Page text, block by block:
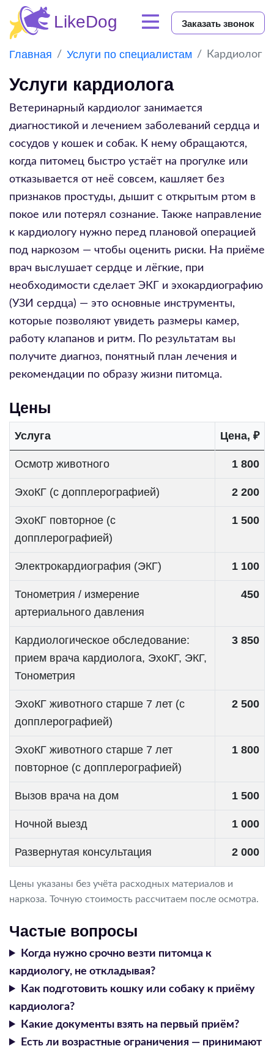
Заказать звонок
Главная Услуги по специалистам Кардиолог
Услуги кардиолога
Ветеринарный кардиолог занимается
диагностикой и лечением заболеваний сердца и
сосудов у кошек и собак. К нему обращаются,
когда питомец быстро устаёт на прогулке или
отказывается от неё совсем, кашляет без
признаков простуды, дышит с открытым ртом в
покое или потерял сознание. Также направление
к кардиологу нужно перед плановой операцией
под наркозом — чтобы оценить риски. На приёме
врач выслушает сердце и лёгкие, при
необходимости сделает ЭКГ и эхокардиографию
(УЗИ сердца) — это основные инструменты,
которые позволяют увидеть размеры камер,
работу клапанов и ритм. По результатам вы
получите диагноз, понятный план лечения и
рекомендации по образу жизни питомца.
Цены
Услуга Цена, ₽
Осмотр животного 1 800
ЭхоКГ (с допплерографией) 2 200
ЭхоКГ повторное (с
допплерографией)
1 500
Электрокардиография (ЭКГ) 1 100
Тонометрия / измерение
артериального давления
450
Кардиологическое обследование:
прием врача кардиолога, ЭхоКГ, ЭКГ,
Тонометрия
3 850
ЭхоКГ животного старше 7 лет (с
допплерографией)
2 500
ЭхоКГ животного старше 7 лет
повторное (с допплерографией)
1 800
Вызов врача на дом 1 500
Ночной выезд 1 000
Развернутая консультация 2 000
Цены указаны без учёта расходных материалов и
наркоза. Точную стоимость рассчитаем после осмотра.
Частые вопросы
Когда нужно срочно везти питомца к
кардиологу, не откладывая?
Как подготовить кошку или собаку к приёму
кардиолога?
Какие документы взять на первый приём?
Есть ли возрастные ограничения — принимают